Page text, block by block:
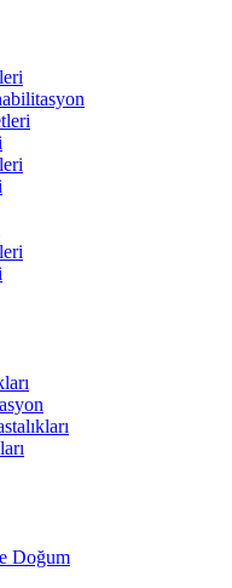
Doğum